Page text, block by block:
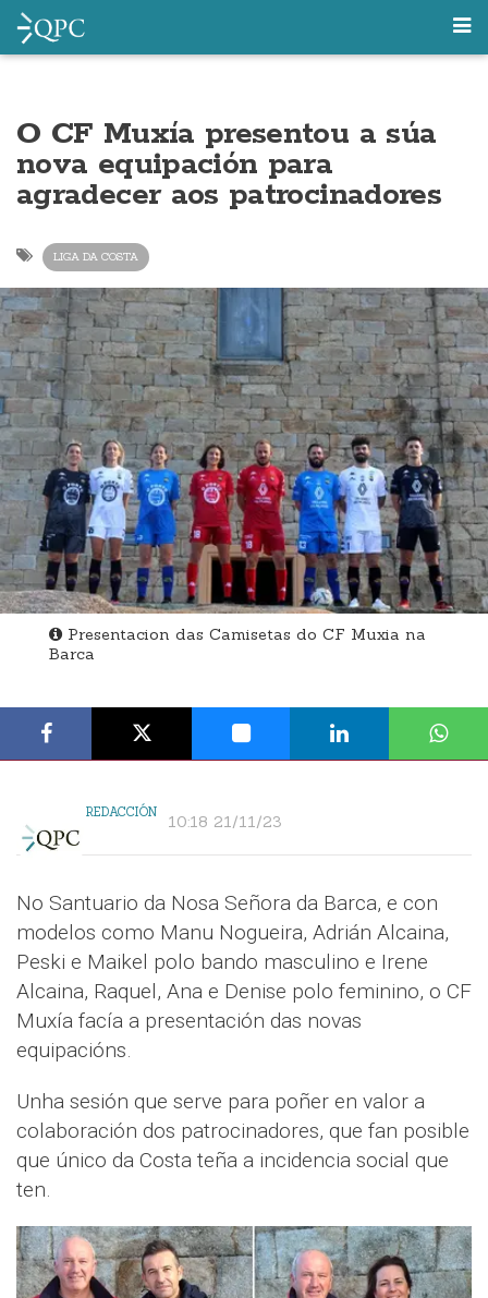
O CF Muxía presentou a súa
nova equipación para
agradecer aos patrocinadores
LIGA DA COSTA
Presentacion das Camisetas do CF Muxia na
Barca
REDACCIÓN 10:18 21/11/23
No Santuario da Nosa Señora da Barca, e con
modelos como Manu Nogueira, Adrián Alcaina,
Peski e Maikel polo bando masculino e Irene
Alcaina, Raquel, Ana e Denise polo feminino, o CF
Muxía facía a presentación das novas
equipacións.
Unha sesión que serve para poñer en valor a
colaboración dos patrocinadores, que fan posible
que único da Costa teña a incidencia social que
ten.